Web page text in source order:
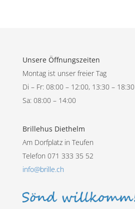
Unsere Öffnungszeiten
Montag ist unser freier Tag
Di – Fr: 08:00 – 12:00, 13:30 – 18:30
Sa: 08:00 – 14:00
Brillehus Diethelm
Am Dorfplatz in Teufen
Telefon 071 333 35 52
info@brille.ch